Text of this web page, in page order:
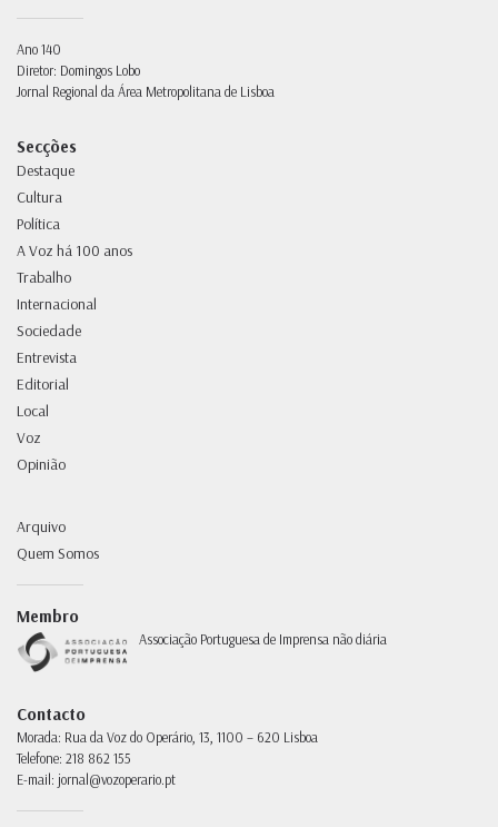
Ano 140
Diretor: Domingos Lobo
Jornal Regional da Área Metropolitana de Lisboa
Secções
Destaque
Cultura
Política
A Voz há 100 anos
Trabalho
Internacional
Sociedade
Entrevista
Editorial
Local
Voz
Opinião
Arquivo
Quem Somos
Membro
Associação Portuguesa de Imprensa não diária
Contacto
Morada: Rua da Voz do Operário, 13, 1100 – 620 Lisboa
Telefone: 218 862 155
E-mail: jornal@vozoperario.pt